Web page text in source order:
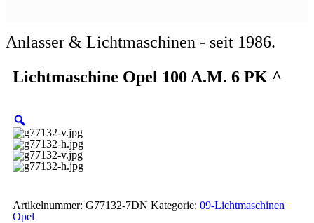
Anlasser & Lichtmaschinen - seit 1986.
Lichtmaschine Opel 100 A.M. 6 PK ^
Artikelnummer: G77132-7DN Kategorie: 09-Lichtmaschinen
Opel